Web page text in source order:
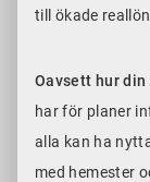
till ökade
Oavsett hur din
har för planer
alla kan ha
med hemester